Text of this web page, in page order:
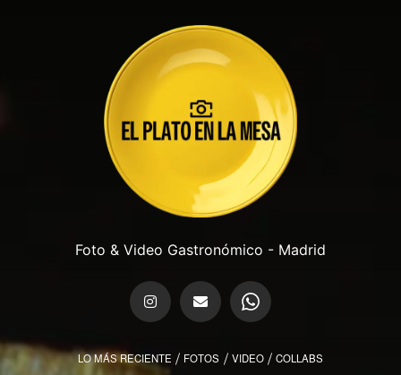
Foto & Video Gastronómico - Madrid
LO MÁS RECIENTE FOTOS VIDEO COLLABS